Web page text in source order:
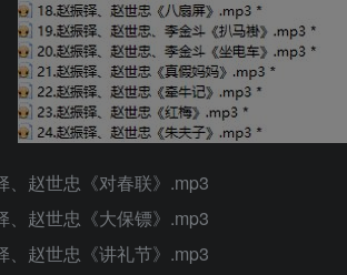
、赵世忠《对春联》.mp3
、赵世忠《大保镖》.mp3
、赵世忠《讲礼节》.mp3